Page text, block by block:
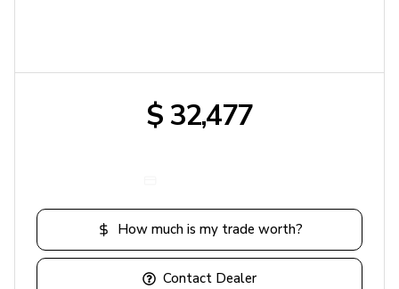
$ 32,477
How much is my trade worth?
Contact Dealer